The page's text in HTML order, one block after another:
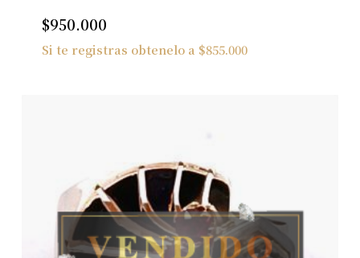
$950.000
Si te registras obtenelo a $855.000